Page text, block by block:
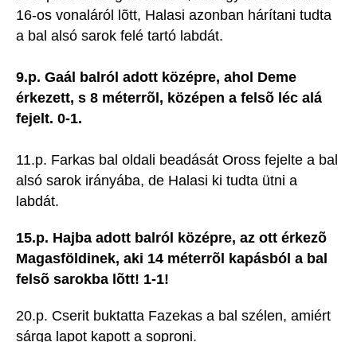
16-os vonaláról lõtt, Halasi azonban hárítani tudta
a bal alsó sarok felé tartó labdát.
9.p. Gaál balról adott középre, ahol Deme
érkezett, s 8 méterrõl, középen a felsõ léc alá
fejelt. 0-1.
11.p. Farkas bal oldali beadását Oross fejelte a bal
alsó sarok irányába, de Halasi ki tudta ütni a
labdát.
15.p. Hajba adott balról középre, az ott érkezõ
Magasföldinek, aki 14 méterrõl kapásból a bal
felsõ sarokba lõtt! 1-1!
20.p. Cserit buktatta Fazekas a bal szélen, amiért
sárga lapot kapott a soproni.